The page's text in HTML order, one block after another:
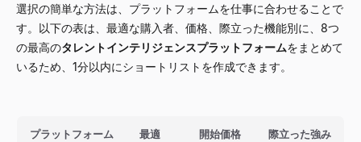
選択の簡単な方法は、プラットフォームを仕事に合わせることで
す。以下の表は、最適な購入者、価格、際立った機能別に、8つ
の最高のタレントインテリジェンスプラットフォームをまとめて
いるため、1分以内にショートリストを作成できます。
プラットフォーム 最適 開始価格 際立った強み